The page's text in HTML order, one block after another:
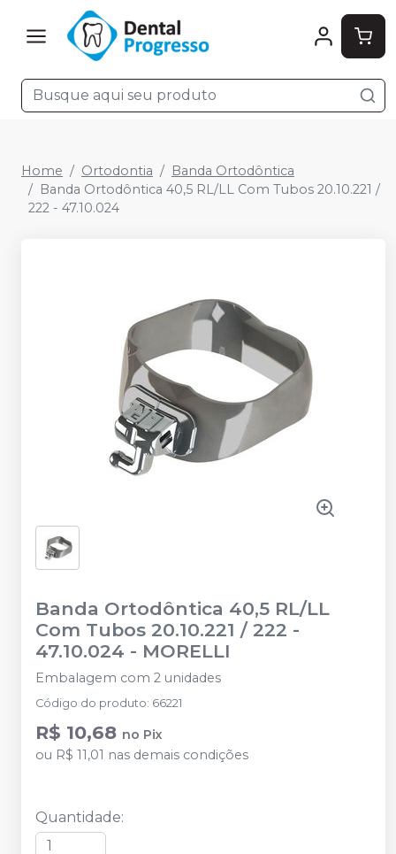
Home Ortodontia
Banda Ortodôntica
Banda Ortodôntica 40,5 RL/LL Com Tubos 20.10.221 /
222 - 47.10.024
Banda Ortodôntica 40,5 RL/LL
Com Tubos 20.10.221 / 222 -
47.10.024 - MORELLI
Embalagem com 2 unidades
Código do produto: 66221
R$ 10,68 no Pix
ou R$ 11,01 nas demais condições
Quantidade: